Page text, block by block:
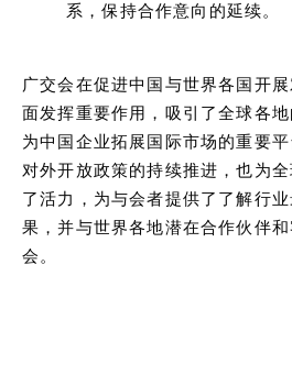
系，保持合作意向的延续。
广交会在促进中国与世界各国开
面发挥重要作用，吸引了全球各
为中国企业拓展国际市场的重要
对外开放政策的持续推进，也为
了活力，为与会者提供了了解行
果，并与世界各地潜在合作伙伴
会。